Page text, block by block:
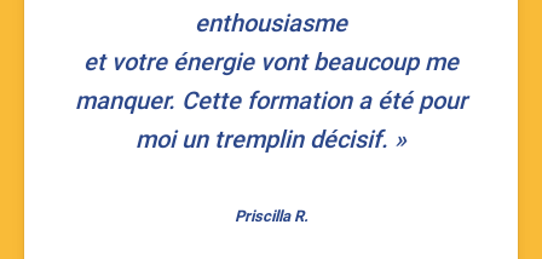
enthousiasme
et votre énergie vont beaucoup me
manquer. Cette formation a été pour
moi un tremplin décisif. »
Priscilla R.